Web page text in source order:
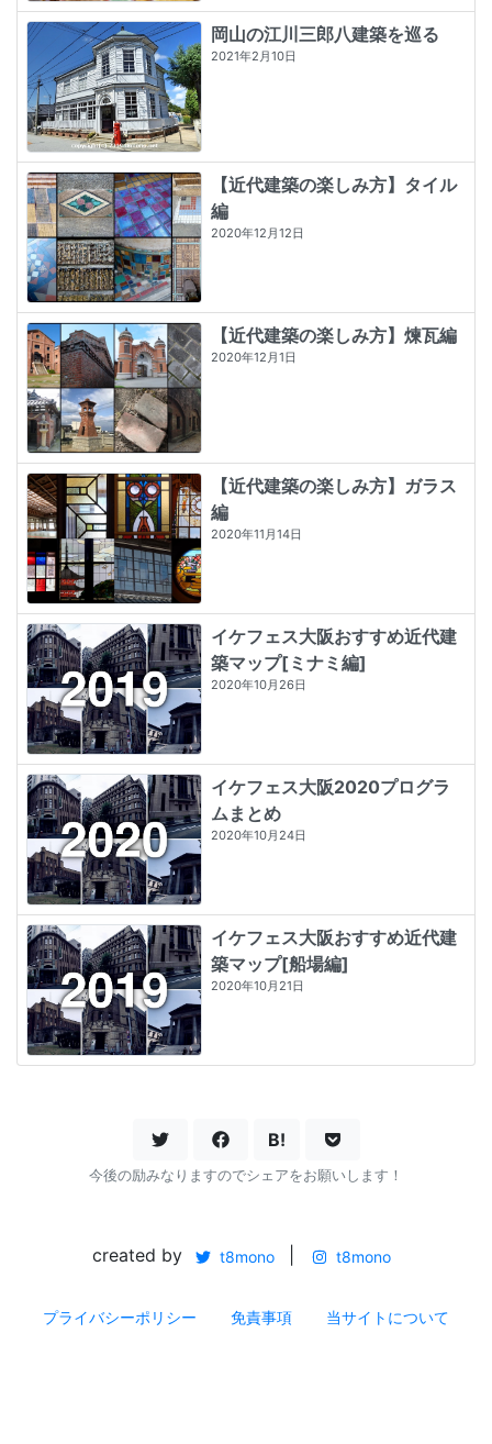
岡山の江川三郎八建築を巡る
2021年2月10日
【近代建築の楽しみ方】タイル
編
2020年12月12日
【近代建築の楽しみ方】煉瓦編
2020年12月1日
【近代建築の楽しみ方】ガラス
編
2020年11月14日
イケフェス大阪おすすめ近代建
築マップ[ミナミ編]
2020年10月26日
イケフェス大阪2020プログラ
ムまとめ
2020年10月24日
イケフェス大阪おすすめ近代建
築マップ[船場編]
2020年10月21日
B!
今後の励みなりますのでシェアをお願いします！
created by t8mono t8mono
プライバシーポリシー 免責事項 当サイトについて